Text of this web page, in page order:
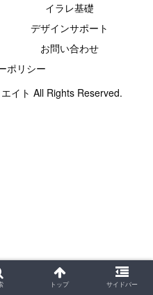
イラレ基礎
デザインサポート
お問い合わせ
ポリシー
イト All Rights Reserved.
トップ サイドバー